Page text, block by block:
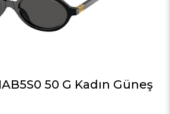
50 G Kadın Güneş